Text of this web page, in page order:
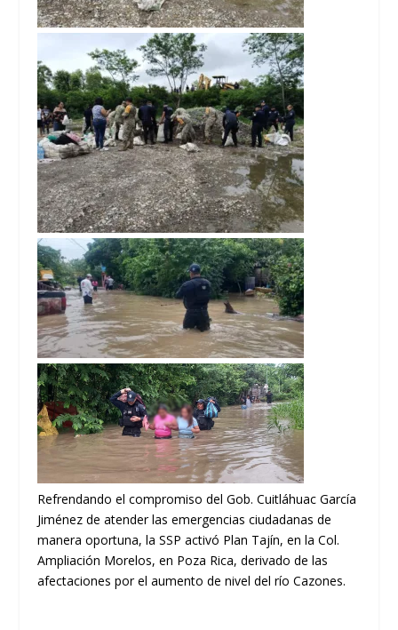
Refrendando el compromiso del Gob. Cuitláhuac García
Jiménez de atender las emergencias ciudadanas de
manera oportuna, la SSP activó Plan Tajín, en la Col.
Ampliación Morelos, en Poza Rica, derivado de las
afectaciones por el aumento de nivel del río Cazones.